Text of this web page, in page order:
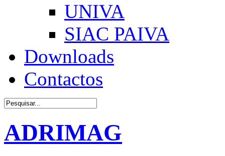
UNIVA
SIAC PAIVA
Downloads
Contactos
ADRIMAG